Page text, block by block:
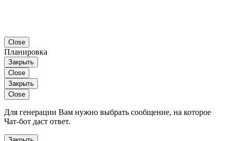
Close
Планировка
Закрыть
Close
Закрыть
Close
Для генерации Вам нужно выбрать сообщение, на которое
Чат-бот даст ответ.